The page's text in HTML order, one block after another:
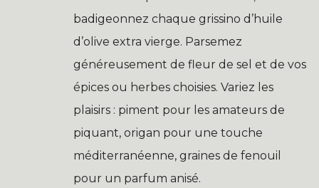
badigeonnez chaque grissino d’huile
d’olive extra vierge. Parsemez
généreusement de fleur de sel et de vos
épices ou herbes choisies. Variez les
plaisirs : piment pour les amateurs de
piquant, origan pour une touche
méditerranéenne, graines de fenouil
pour un parfum anisé.